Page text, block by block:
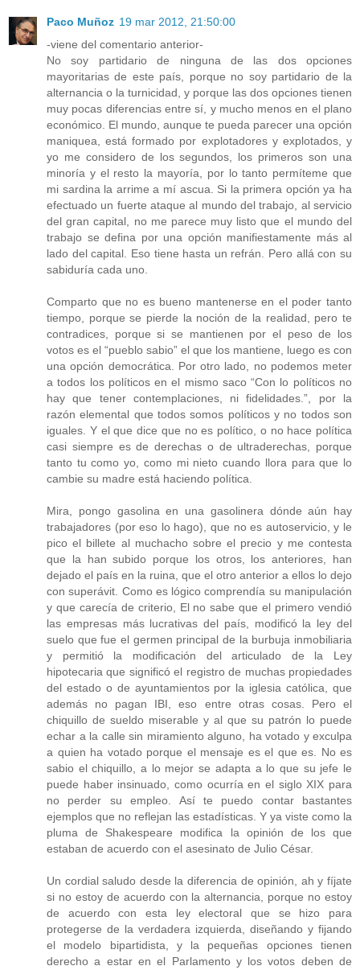
Paco Muñoz 19 mar 2012, 21:50:00
-viene del comentario anterior-
No soy partidario de ninguna de las dos opciones
mayoritarias de este país, porque no soy partidario de la
alternancia o la turnicidad, y porque las dos opciones tienen
muy pocas diferencias entre sí, y mucho menos en el plano
económico. El mundo, aunque te pueda parecer una opción
maniquea, está formado por explotadores y explotados, y
yo me considero de los segundos, los primeros son una
minoría y el resto la mayoría, por lo tanto permíteme que
mi sardina la arrime a mí ascua. Si la primera opción ya ha
efectuado un fuerte ataque al mundo del trabajo, al servicio
del gran capital, no me parece muy listo que el mundo del
trabajo se defina por una opción manifiestamente más al
lado del capital. Eso tiene hasta un refrán. Pero allá con su
sabiduría cada uno.
Comparto que no es bueno mantenerse en el poder tanto
tiempo, porque se pierde la noción de la realidad, pero te
contradices, porque si se mantienen por el peso de los
votos es el “pueblo sabio” el que los mantiene, luego es con
una opción democrática. Por otro lado, no podemos meter
a todos los políticos en el mismo saco “Con lo políticos no
hay que tener contemplaciones, ni fidelidades.”, por la
razón elemental que todos somos políticos y no todos son
iguales. Y el que dice que no es político, o no hace política
casi siempre es de derechas o de ultraderechas, porque
tanto tu como yo, como mi nieto cuando llora para que lo
cambie su madre está haciendo política.
Mira, pongo gasolina en una gasolinera dónde aún hay
trabajadores (por eso lo hago), que no es autoservicio, y le
pico el billete al muchacho sobre el precio y me contesta
que la han subido porque los otros, los anteriores, han
dejado el país en la ruina, que el otro anterior a ellos lo dejo
con superávit. Como es lógico comprendía su manipulación
y que carecía de criterio, El no sabe que el primero vendió
las empresas más lucrativas del país, modificó la ley del
suelo que fue el germen principal de la burbuja inmobiliaria
y permitió la modificación del articulado de la Ley
hipotecaria que significó el registro de muchas propiedades
del estado o de ayuntamientos por la iglesia católica, que
además no pagan IBI, eso entre otras cosas. Pero el
chiquillo de sueldo miserable y al que su patrón lo puede
echar a la calle sin miramiento alguno, ha votado y exculpa
a quien ha votado porque el mensaje es el que es. No es
sabio el chiquillo, a lo mejor se adapta a lo que su jefe le
puede haber insinuado, como ocurría en el siglo XIX para
no perder su empleo. Así te puedo contar bastantes
ejemplos que no reflejan las estadísticas. Y ya viste como la
pluma de Shakespeare modifica la opinión de los que
estaban de acuerdo con el asesinato de Julio César.
Un cordial saludo desde la diferencia de opinión, ah y fíjate
si no estoy de acuerdo con la alternancia, porque no estoy
de acuerdo con esta ley electoral que se hizo para
protegerse de la verdadera izquierda, diseñando y fijando
el modelo bipartidista, y la pequeñas opciones tienen
derecho a estar en el Parlamento y los votos deben de